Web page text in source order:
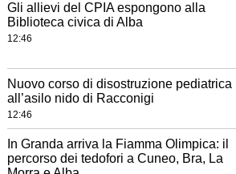
Gli allievi del CPIA espongono alla
Biblioteca civica di Alba
12:46
Nuovo corso di disostruzione pediatrica
all’asilo nido di Racconigi
12:46
In Granda arriva la Fiamma Olimpica: il
percorso dei tedofori a Cuneo, Bra, La